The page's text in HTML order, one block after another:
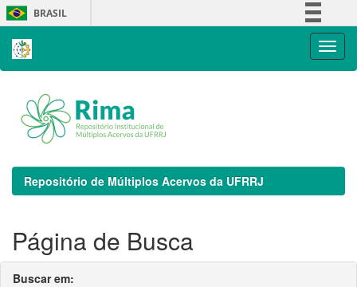
Skip
navigation
BRASIL
Repositório de Múltiplos Acervos da UFRRJ
Página de Busca
Buscar em: